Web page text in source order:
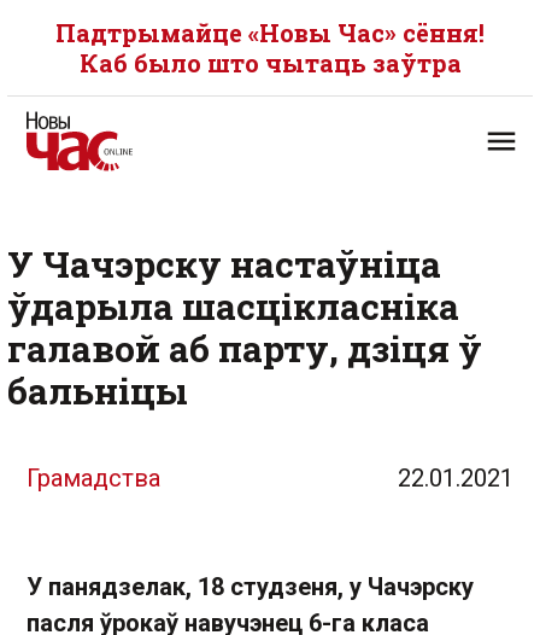
Падтрымайце «Новы Час» сёння!
Каб было што чытаць заўтра
У Чачэрску настаўніца
ўдарыла шасцікласніка
галавой аб парту, дзіця ў
бальніцы
Грамадства 22.01.2021
У панядзелак, 18 студзеня, у Чачэрску
пасля ўрокаў навучэнец 6-га класа